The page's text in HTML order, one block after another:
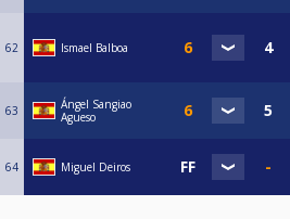
62 Ismael Balboa
63
Ángel Sangiao
Agueso
64 Miguel Deiros